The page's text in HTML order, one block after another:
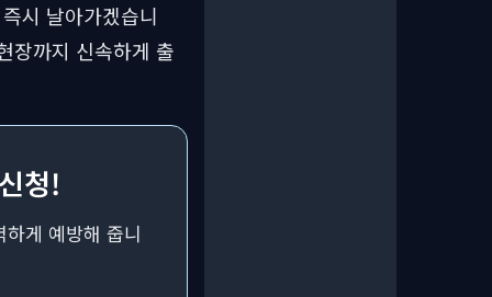
시 날아가겠습니
장까지 신속하게 출
청!
게 예방해 줍니